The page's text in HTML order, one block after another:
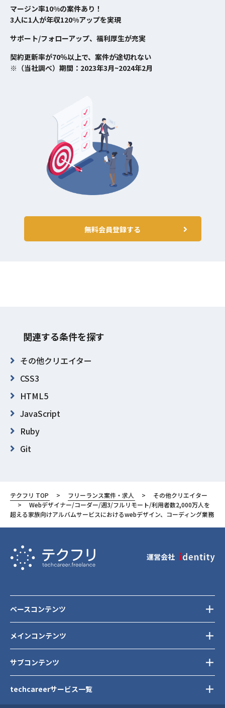
マージン率10%の案件あり！
3人に1人が年収120%アップを実現
サポート/フォローアップ、福利厚生が充実
契約更新率が70％以上で、案件が途切れない
※（当社調べ）期間：2023年3月~2024年2月
無料会員登録する
関連する条件を探す
その他クリエイター
CSS3
HTML5
JavaScript
Ruby
Git
Adobe Photoshop
Figma
東京都
渋谷区
テクフリ TOP フリーランス案件・求人
その他クリエイター
Webデザイナー/コーダー/週3/フルリモート/利用者数2,000万人を
超える家族向けアルバムサービスにおけるwebデザイン、コーディング業務
運営会社
メインコンテンツ
サブコンテンツ
ベースコンテンツ
techcareerサービス一覧